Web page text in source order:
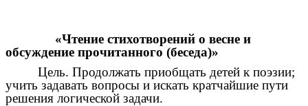
«Чтение стихотворений о весне и
обсуждение прочитанного (беседа)»
Цель. Продолжать приобщать детей к поэзии;
учить задавать вопросы и искать кратчайшие пути
решения логической задачи.